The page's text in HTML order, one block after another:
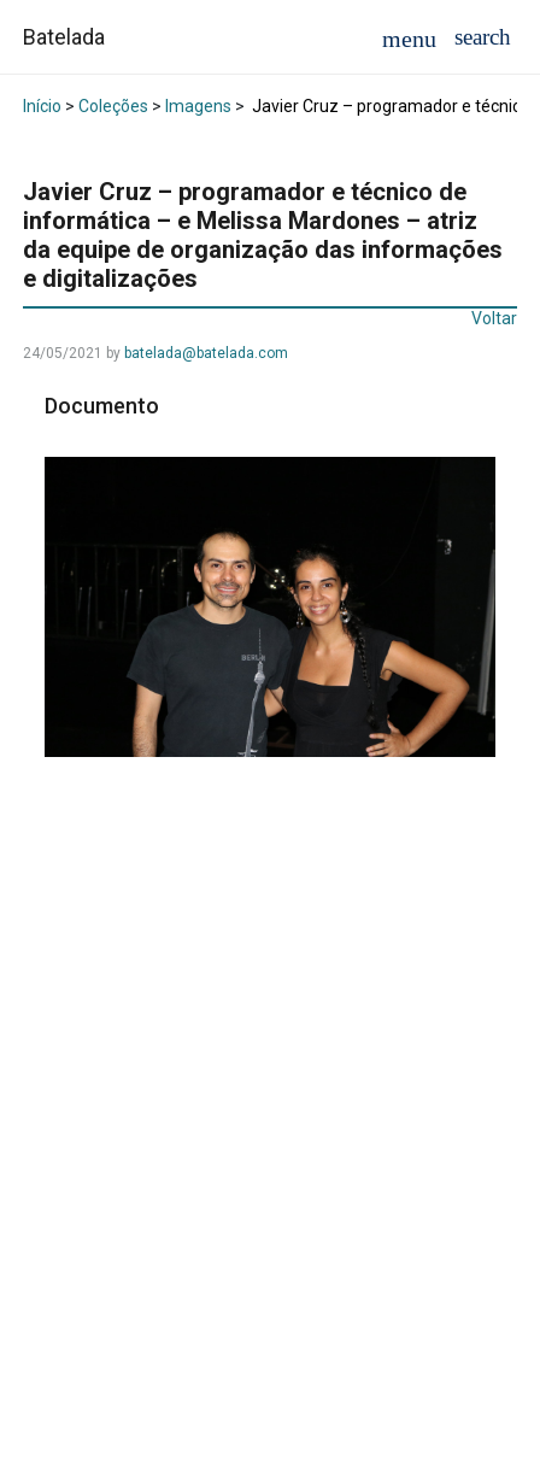
Batelada
Início > Coleções > Imagens > Javier Cruz – programador e técnico
Javier Cruz – programador e técnico de
informática – e Melissa Mardones – atriz
da equipe de organização das informações
e digitalizações
Voltar
24/05/2021 by batelada@batelada.com
Documento